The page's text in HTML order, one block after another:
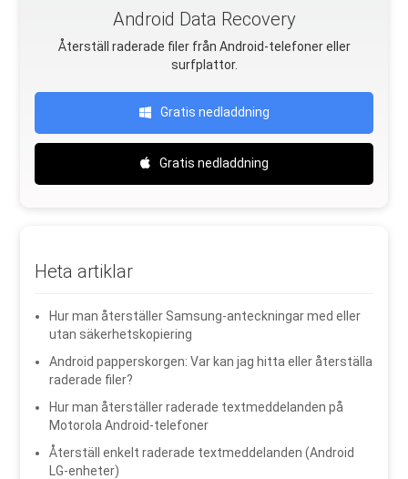
Android Data Recovery
Återställ raderade filer från Android-telefoner eller
surfplattor.
Gratis nedladdning
Gratis nedladdning
Heta artiklar
Hur man återställer Samsung-anteckningar med eller
utan säkerhetskopiering
Android papperskorgen: Var kan jag hitta eller återställa
raderade filer?
Hur man återställer raderade textmeddelanden på
Motorola Android-telefoner
Återställ enkelt raderade textmeddelanden (Android
LG-enheter)